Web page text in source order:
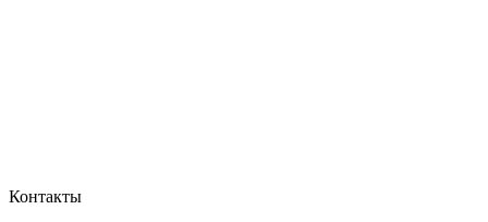
Контакты